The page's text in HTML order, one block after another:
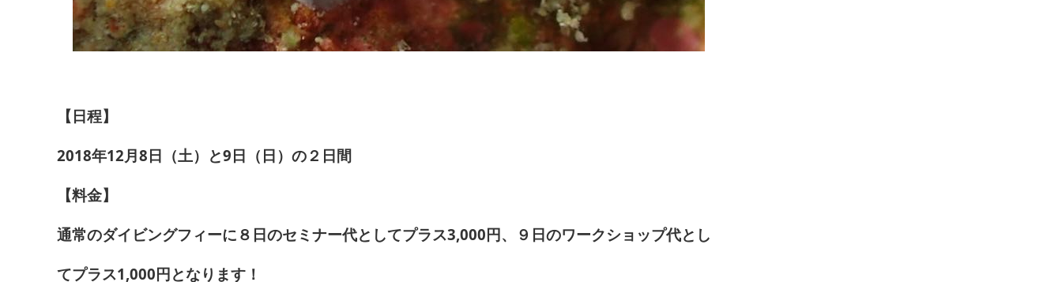
【日程】
2018年12月8日（土）と9日（日）の２日間
【料金】
通常のダイビングフィーに８日のセミナー代としてプラス3,000円、９日のワークショップ代とし
てプラス1,000円となります！